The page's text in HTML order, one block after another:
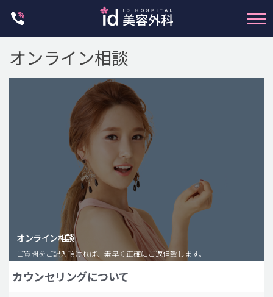
脂肪注入(アンチエイジング)
豊胸手術・バストアップ
プチ整形
オンライン相談
オンライン相談
ご質問をご記入頂ければ、素早く正確にご返信致します。
カウンセリングについて